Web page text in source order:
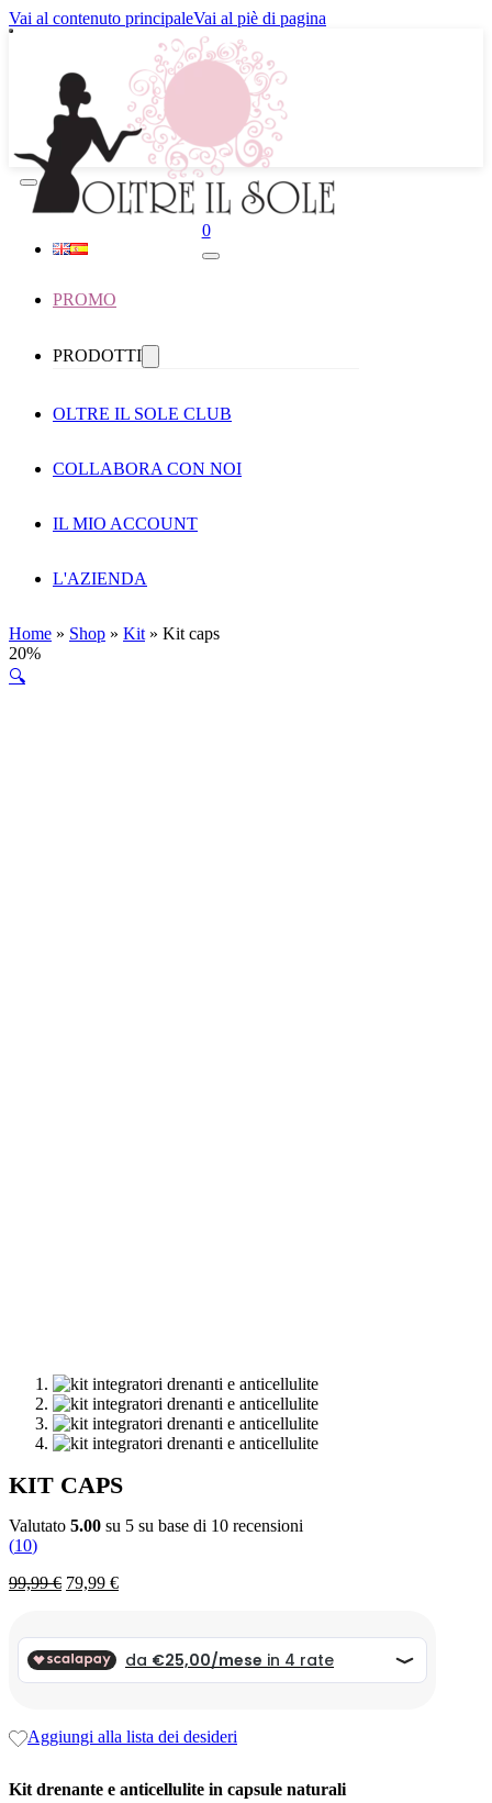
Vai al contenuto principaleVai al piè di pagina
0
PROMO
PRODOTTI
OLTRE IL SOLE CLUB
COLLABORA CON NOI
IL MIO ACCOUNT
L'AZIENDA
Home » Shop » Kit » Kit caps
20%
🔍
KIT CAPS
Valutato 5.00 su 5 su base di 10 recensioni
(10)
Il
era:
99,99 €.
99,99€Il
è:
99,99 €.
79,99 €
Aggiungi alla lista dei desideri
Kit drenante e anticellulite in capsule naturali